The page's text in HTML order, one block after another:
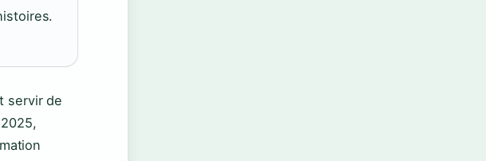
servir de